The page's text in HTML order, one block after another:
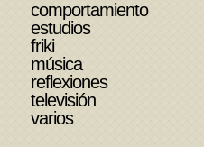
comportamiento
estudios
friki
música
reflexiones
televisión
varios